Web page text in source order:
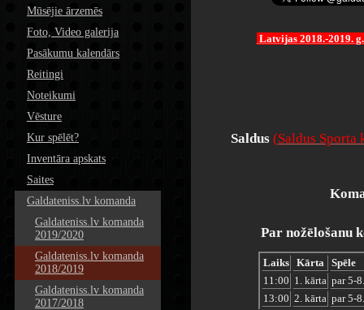
Mūsējie ārzemēs
Foto, Video galerija
Pasākumu kalendārs
Reitingi
Noteikumi
Vēsture
Kur spēlēt?
Inventāra apskats
Saites
Galdateniss.lv komanda
Galdateniss.lv komanda
2019/2020
Galdateniss.lv komanda
2018/2019
Galdateniss.lv komanda
2017/2018
Latvijas 2018.-2019.
Saldus (Saldus Sporta
Par nožēlošanu
Laiks Kārta
Spēle
11:00 1. kārta par 5-
13:00 2. kārta par 5-